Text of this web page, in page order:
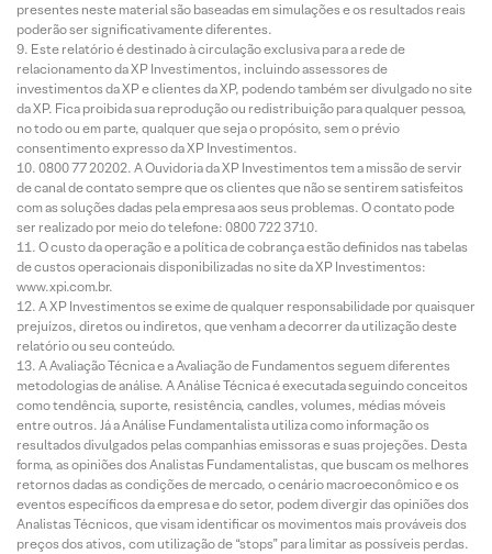
presentes neste material são baseadas em simulações e os resultados reais
poderão ser significativamente diferentes.
Este relatório é destinado à circulação exclusiva para a rede de
relacionamento da XP Investimentos, incluindo assessores de
investimentos da XP e clientes da XP, podendo também ser divulgado no site
da XP. Fica proibida sua reprodução ou redistribuição para qualquer pessoa,
no todo ou em parte, qualquer que seja o propósito, sem o prévio
consentimento expresso da XP Investimentos.
0800 77 20202. A Ouvidoria da XP Investimentos tem a missão de servir
de canal de contato sempre que os clientes que não se sentirem satisfeitos
com as soluções dadas pela empresa aos seus problemas. O contato pode
ser realizado por meio do telefone: 0800 722 3710.
O custo da operação e a política de cobrança estão definidos nas tabelas
de custos operacionais disponibilizadas no site da XP Investimentos:
www.xpi.com.br.
A XP Investimentos se exime de qualquer responsabilidade por quaisquer
prejuízos, diretos ou indiretos, que venham a decorrer da utilização deste
relatório ou seu conteúdo.
A Avaliação Técnica e a Avaliação de Fundamentos seguem diferentes
metodologias de análise. A Análise Técnica é executada seguindo conceitos
como tendência, suporte, resistência, candles, volumes, médias móveis
entre outros. Já a Análise Fundamentalista utiliza como informação os
resultados divulgados pelas companhias emissoras e suas projeções. Desta
forma, as opiniões dos Analistas Fundamentalistas, que buscam os melhores
retornos dadas as condições de mercado, o cenário macroeconômico e os
eventos específicos da empresa e do setor, podem divergir das opiniões dos
Analistas Técnicos, que visam identificar os movimentos mais prováveis dos
preços dos ativos, com utilização de “stops” para limitar as possíveis perdas.